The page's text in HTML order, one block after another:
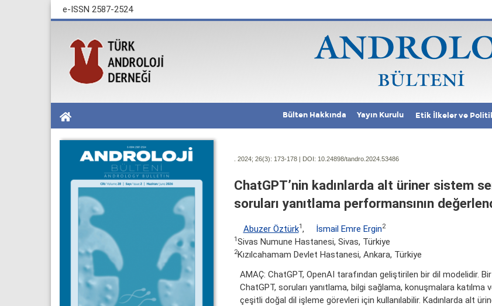
e-ISSN 2587-2524
Bülten Hakkında Yayın Kurulu Etik İlkeler ve
. 2024; 26(3): 173-178 | DOI: 10.24898/tandro.2024.53486
ChatGPT’nin kadınlarda alt üriner sistem
soruları yanıtlama performansının
Abuzer Öztürk1 , İsmail Emre Ergin2
1 Sivas Numune Hastanesi, Sivas, Türkiye
2Kızılcahamam Devlet Hastanesi, Ankara, Türkiye
AMAÇ: ChatGPT, OpenAI tarafından geliştirilen bir dil modelidir.
ChatGPT, soruları yanıtlama, bilgi sağlama, konuşmalara katılma
çeşitli doğal dil işleme görevleri için kullanılabilir. Kadınlarda alt